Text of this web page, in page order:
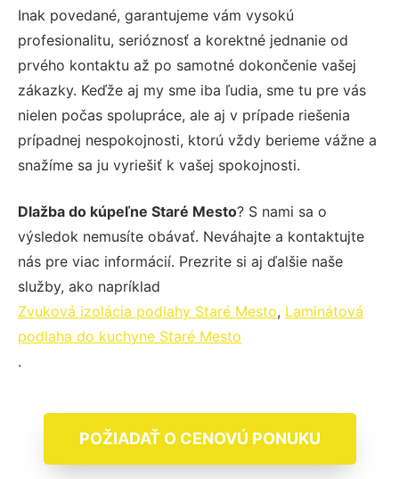
Inak povedané, garantujeme vám vysokú
profesionalitu, serióznosť a korektné jednanie od
prvého kontaktu až po samotné dokončenie vašej
zákazky. Keďže aj my sme iba ľudia, sme tu pre vás
nielen počas spolupráce, ale aj v prípade riešenia
prípadnej nespokojnosti, ktorú vždy berieme vážne a
snažíme sa ju vyriešiť k vašej spokojnosti.
Dlažba do kúpeľne Staré Mesto? S nami sa o
výsledok nemusíte obávať. Neváhajte a kontaktujte
nás pre viac informácií. Prezrite si aj ďalšie naše
služby, ako napríklad
Zvuková izolácia podlahy Staré Mesto, Laminátová
podlaha do kuchyne Staré Mesto
.
POŽIADAŤ O CENOVÚ PONUKU